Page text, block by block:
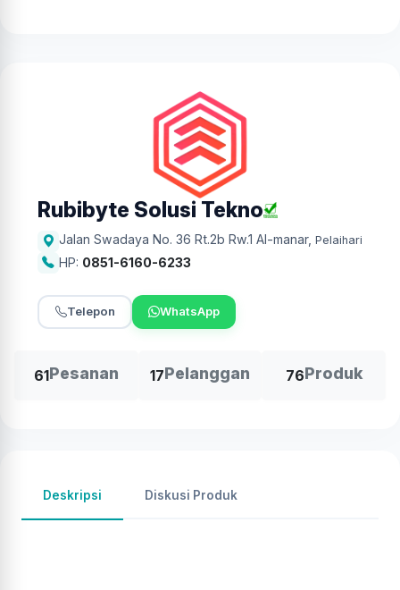
Rubibyte Solusi Tekno
Jalan Swadaya No. 36 Rt.2b Rw.1 Al-manar, Pelaihari
HP: 0851-6160-6233
Telepon WhatsApp
61Pesanan 17Pelanggan 76Produk
Deskripsi Diskusi Produk